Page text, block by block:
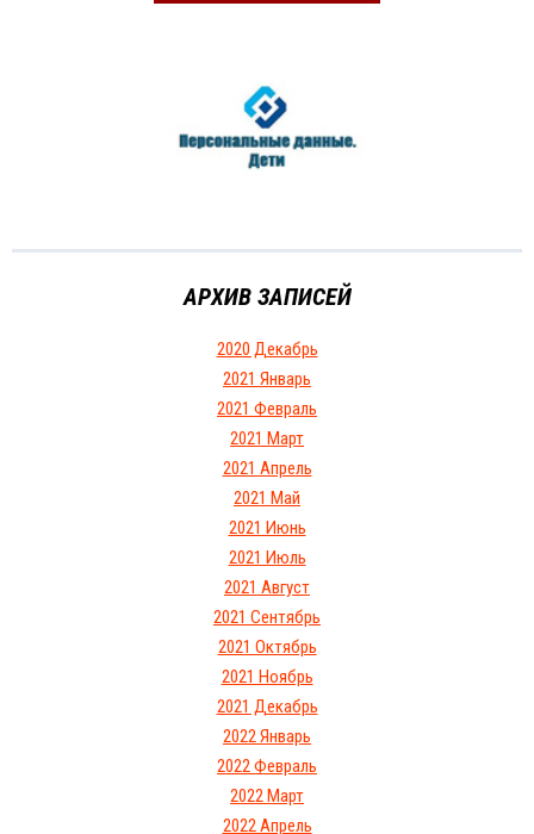
АРХИВ ЗАПИСЕЙ
2020 Декабрь
2021 Январь
2021 Февраль
2021 Март
2021 Апрель
2021 Май
2021 Июнь
2021 Июль
2021 Август
2021 Сентябрь
2021 Октябрь
2021 Ноябрь
2021 Декабрь
2022 Январь
2022 Февраль
2022 Март
2022 Апрель